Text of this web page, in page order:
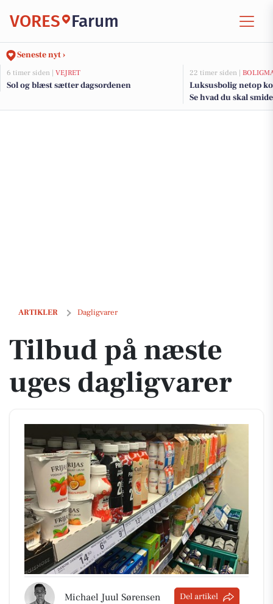
VORES Farum
Seneste nyt ›
6 timer siden | VEJRET
Sol og blæst sætter dagsordenen
22 timer siden |
Luksusbolig netop
Se hvad du skal
adresser her
ARTIKLER Dagligvarer
Tilbud på næste uges dagligvarer
Tilbud på næste
uges dagligvarer
Michael Juul Sørensen Del artikel